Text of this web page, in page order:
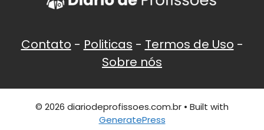
Contato - Politicas - Termos de Uso -
Sobre nós
© 2026 diariodeprofissoes.com.br • Built with
GeneratePress